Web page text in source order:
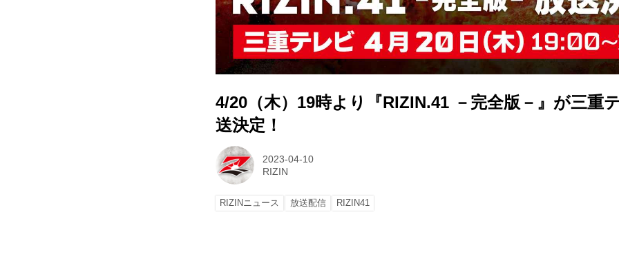
4/20（木）19時より『RIZIN.41 －完全版－』が三重
送決定！
2023-04-10
RIZIN
RIZINニュース 放送配信 RIZIN41